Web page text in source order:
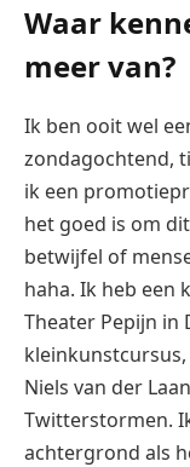
Waar
meer van?
Ik ben ooit wel
zondagochtend,
ik een
het goed is om
betwijfel of
haha. Ik heb een
Theater Pepijn in
Niels van der
Twitterstormen.
achtergrond als